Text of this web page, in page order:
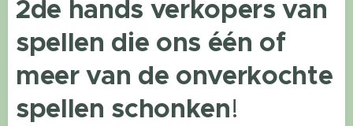
2de hands verkopers van
spellen die ons één of
meer van de onverkochte
spellen schonken!